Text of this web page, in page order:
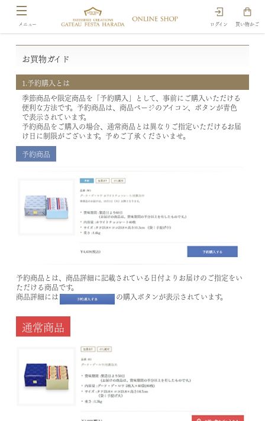
ログイン 買い物かご
お買物ガイド
1.予約購入とは
季節商品や限定商品を「予約購入」として、事前にご購入いただける
便利な方法です。予約商品は、商品ページのアイコン、ボタンが青色
で表示されています。
予約商品をご購入の場合、通常商品とは異なりご指定いただけるお届
け日に制限がございます。予めご了承くださいませ。
予約商品
予約商品とは、商品詳細に記載されている日付よりお届けのご指定をい
ただける商品です。
商品詳細には
の購入ボタンが表示されています。
通常商品